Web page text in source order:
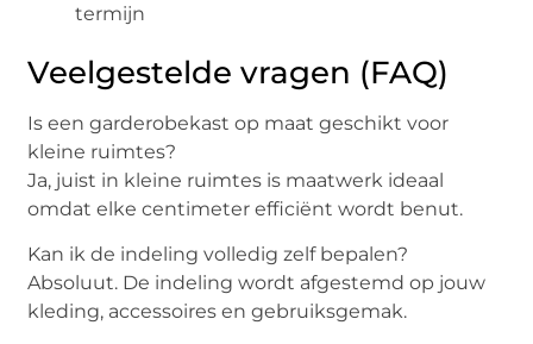
termijn
Veelgestelde vragen (FAQ)
Is een garderobekast op maat geschikt voor
kleine ruimtes?
Ja, juist in kleine ruimtes is maatwerk ideaal
omdat elke centimeter efficiënt wordt benut.
Kan ik de indeling volledig zelf bepalen?
Absoluut. De indeling wordt afgestemd op jouw
kleding, accessoires en gebruiksgemak.